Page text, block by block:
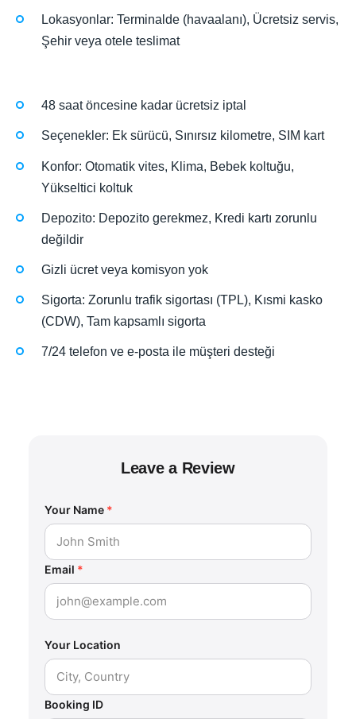
Lokasyonlar: Terminalde (havaalanı), Ücretsiz servis,
Şehir veya otele teslimat
48 saat öncesine kadar ücretsiz iptal
Seçenekler: Ek sürücü, Sınırsız kilometre, SIM kart
Konfor: Otomatik vites, Klima, Bebek koltuğu,
Yükseltici koltuk
Depozito: Depozito gerekmez, Kredi kartı zorunlu
değildir
Gizli ücret veya komisyon yok
Sigorta: Zorunlu trafik sigortası (TPL), Kısmi kasko
(CDW), Tam kapsamlı sigorta
7/24 telefon ve e-posta ile müşteri desteği
Leave a Review
Your Name *
Email *
Your Location
Booking ID